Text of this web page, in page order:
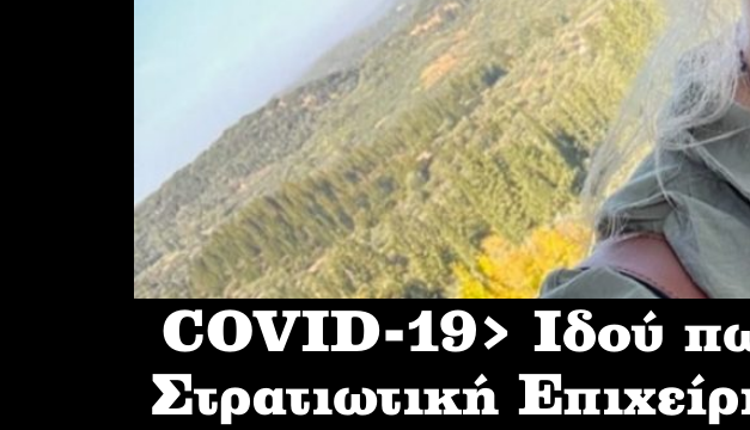
COVID-19> Iδού
Στρατιωτική